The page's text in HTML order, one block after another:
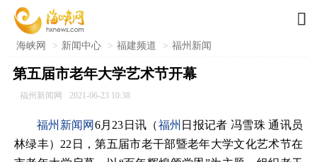

海峡网 > 新闻中心 > 福建频道 > 福州新闻
第五届市老年大学艺术节开幕
福州新闻网 2021-06-23 10:38
福州新闻网 6月23日讯（福州 日报记者 冯雪珠 通讯员
林绿丰）22日，第五届市老干部暨老年大学文化艺术节在